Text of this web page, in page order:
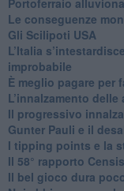
Le conseguenze
​Gli Scilipoti USA
L’Italia
improbabile
È meglio pagare per
​L’innalzamento
​Il progressivo
​Gunter Pauli e il
I tipping points e la
​Il 58° rapporto
​Il bel gioco dura